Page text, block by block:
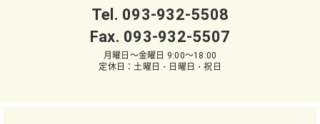
Tel. 093-932-5508
Fax. 093-932-5507
月曜日～金曜日 9:00～18:00
定休日：土曜日・日曜日・祝日